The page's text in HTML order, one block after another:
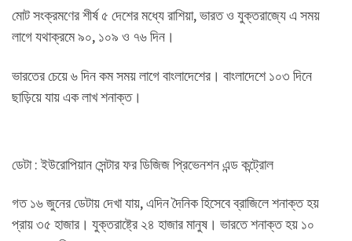
মোট সংক্রমণের শীর্ষ ৫ দেশের মধ্যে রাশিয়া, ভারত ও যুক্তরাজ্যে এ সময়
লাগে যথাক্রমে ৯০, ১০৯ ও ৭৬ দিন।
ভারতের চেয়ে ৬ দিন কম সময় লাগে বাংলাদেশের। বাংলাদেশে ১০৩ দিনে
ছাড়িয়ে যায় এক লাখ শনাক্ত।
ডেটা : ইউরোপিয়ান সেন্টার ফর ডিজিজ প্রিভেনশন এন্ড কন্ট্রোল
গত ১৬ জুনের ডেটায় দেখা যায়, এদিন দৈনিক হিসেবে ব্রাজিলে শনাক্ত হয়
প্রায় ৩৫ হাজার। যুক্তরাষ্ট্রে ২৪ হাজার মানুষ। ভারতে শনাক্ত হয় ১০